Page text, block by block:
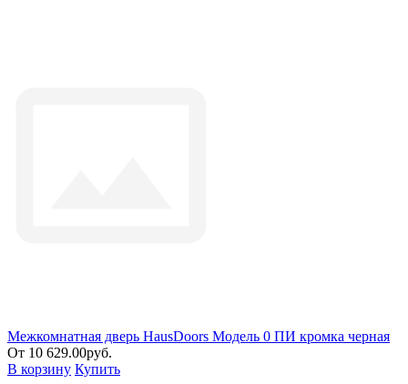
Межкомнатная дверь HausDoors Модель 0 ПИ кромка черная
От 10 629.00руб.
В корзину Купить